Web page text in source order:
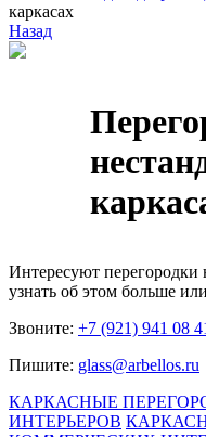
каркасах
Назад
Интересуют перегородки
узнать об этом больше
Звоните: +7 (921) 941 08
Пишите: glass@arbellos.ru
КАРКАСНЫЕ
ИНТЕРЬЕРОВ